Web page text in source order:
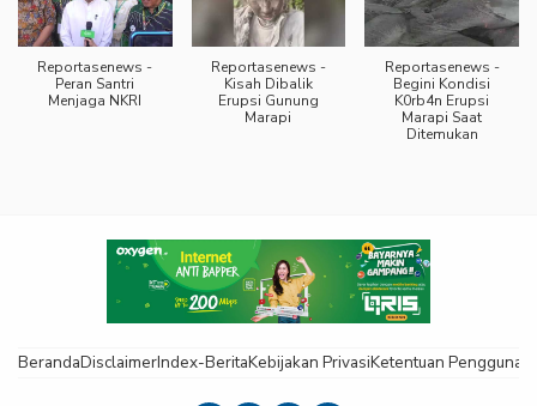
Reportasenews -
Peran Santri
Menjaga NKRI
Reportasenews -
Kisah Dibalik
Erupsi Gunung
Marapi
Reportasenews -
Begini Kondisi
K0rb4n Erupsi
Marapi Saat
Ditemukan
BerandaDisclaimerIndex-BeritaKebijakan PrivasiKetentuan Pengguna